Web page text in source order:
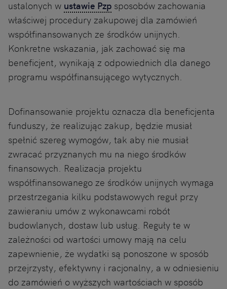
ustalonych w ustawie Pzp sposobów zachowania
właściwej procedury zakupowej dla zamówień
współfinansowanych ze środków unijnych.
Konkretne wskazania, jak zachować się ma
beneficjent, wynikają z odpowiednich dla danego
programu współfinansującego wytycznych.
Dofinansowanie projektu oznacza dla beneficjenta
funduszy, że realizując zakup, będzie musiał
spełnić szereg wymogów, tak aby nie musiał
zwracać przyznanych mu na niego środków
finansowych. Realizacja projektu
współfinansowanego ze środków unijnych wymaga
przestrzegania kilku podstawowych reguł przy
zawieraniu umów z wykonawcami robót
budowlanych, dostaw lub usług. Reguły te w
zależności od wartości umowy mają na celu
zapewnienie, że wydatki są ponoszone w sposób
przejrzysty, efektywny i racjonalny, a w odniesieniu
do zamówień o wyższych wartościach w sposób